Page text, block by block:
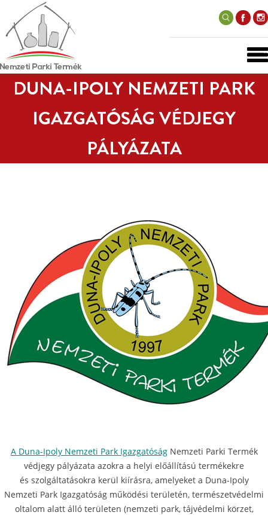
DUNA-IPOLY NEMZETI PARK
IGAZGATÓSÁG VÉDJEGY
PÁLYÁZATA
A Duna-Ipoly Nemzeti Park Igazgatóság Nemzeti Parki Termék
védjegy pályázata azokra a helyi előállítású termékekre
és szolgáltatásokra kerül kiírásra, amelyeket a Duna-Ipoly
Nemzeti Park Igazgatóság működési területén, természetvédelmi
oltalom alatt álló területen (nemzeti park, tájvédelmi körzet,